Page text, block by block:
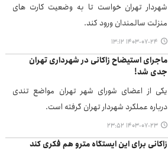
شهردار تهران خواست تا به وضعیت کارت های
منزلت سالمندان ورود کند.
۱۴۰۳-۰۷-۲۴ ۱۳:۱۲
ماجرای استیضاح زاکانی در شهرداری تهران
جدی شد!
یکی از اعضای شورای شهر تهران مواضع تندی
درباره عملکرد شهردار تهران گرفته است.
۱۴۰۳-۰۷-۲۳ ۲۳:۵۲
زاکانی برای این ایستگاه مترو هم فکری کند